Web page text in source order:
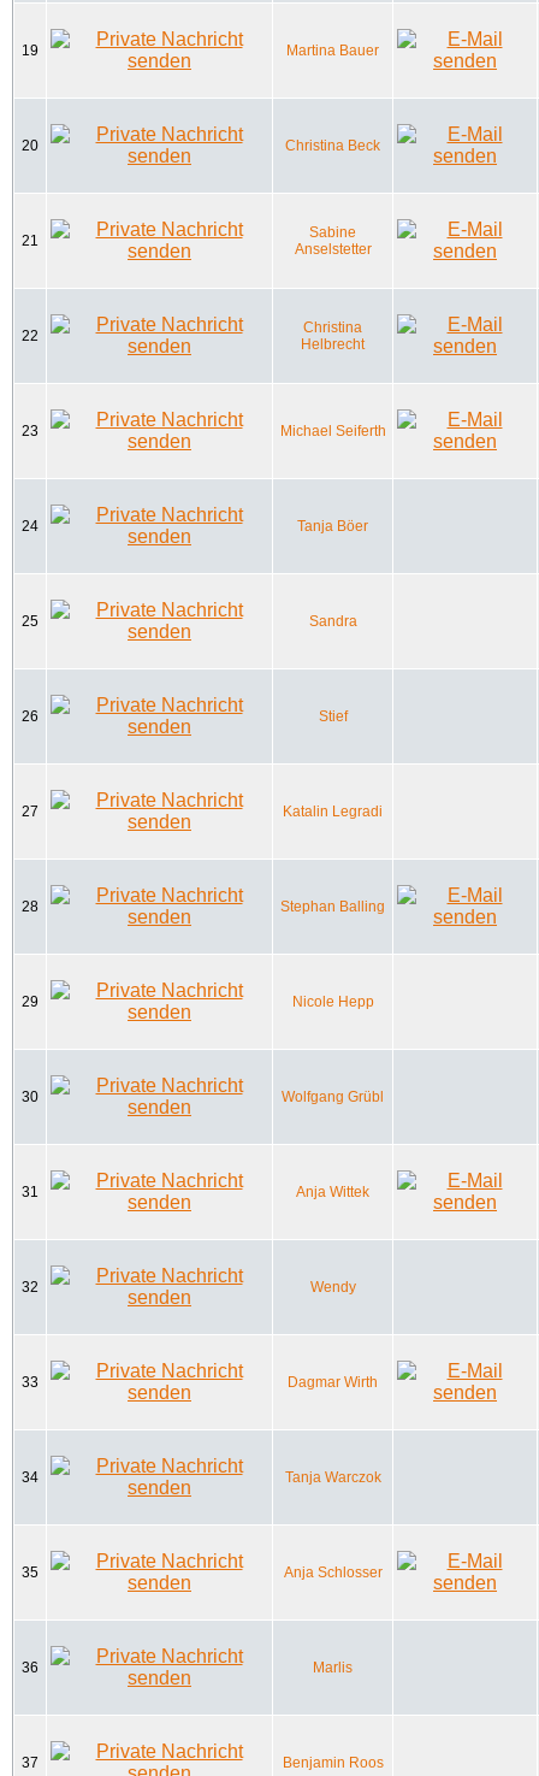
19 Martina Bauer
20 Christina Beck
21
Sabine
Anselstetter
22
Christina
Helbrecht
23 Michael Seiferth
24 Tanja Böer
25 Sandra
26 Stief
27 Katalin Legradi
28 Stephan Balling
29 Nicole Hepp
30 Wolfgang Grübl
31 Anja Wittek
32 Wendy
33 Dagmar Wirth
34 Tanja Warczok
35 Anja Schlosser
36 Marlis
37 Benjamin Roos